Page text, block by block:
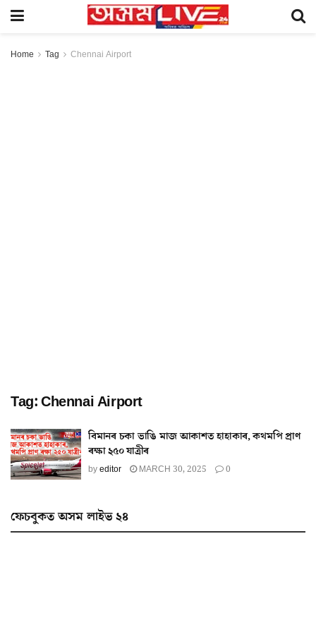
Home Tag Chennai Airport
Tag:Chennai Airport
বিমানৰ চকা ভাঙি মাজ আকাশত হাহাকাৰ, কথমপি প্ৰাণ
ৰক্ষা ২৫০ যাত্ৰীৰ
byeditor MARCH 30, 2025 0
ফেচবুকত অসম লাইভ ২৪